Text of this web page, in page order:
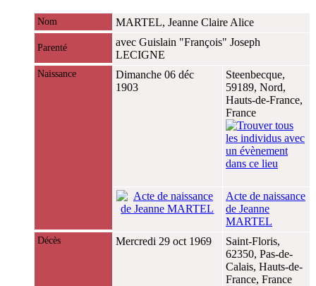
Nom MARTEL, Jeanne Claire Alice
Parenté
avec Guislain "François" Joseph
LECIGNE
Naissance
Dimanche 06 déc
1903
Steenbecque,
59189, Nord,
Hauts-de-France,
France
Acte de naissance
de Jeanne
MARTEL
Décès Mercredi 29 oct 1969
Saint-Floris,
62350, Pas-de-
Calais, Hauts-de-
France, France